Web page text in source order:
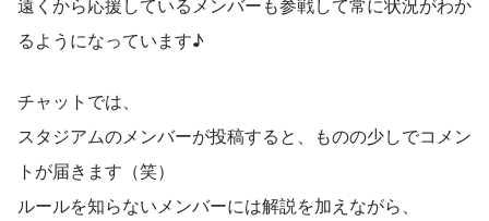
るようになっています♪
チャットでは、
スタジアムのメンバーが投稿すると、ものの少しでコメン
トが届きます（笑）
ルールを知らないメンバーには解説を加えながら、